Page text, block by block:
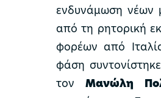
ενδυνάμωση νέων
από τη ρητορική
φορέων από
φάση
τονΜανώλη